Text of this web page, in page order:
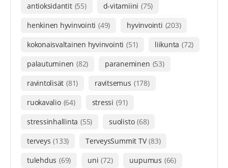
antioksidantit (55) d-vitamiini (75)
henkinen hyvinvointi (49) hyvinvointi (203)
kokonaisvaltainen hyvinvointi (51) liikunta (72)
palautuminen (82) paraneminen (53)
ravintolisät (81) ravitsemus (178)
ruokavalio (64) stressi (91)
stressinhallinta (55) suolisto (68)
terveys (133) TerveysSummit TV (83)
tulehdus (69) uni (72) uupumus (66)